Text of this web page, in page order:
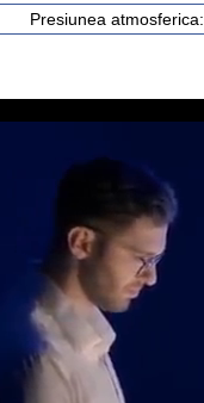
Presiunea atmosferica: